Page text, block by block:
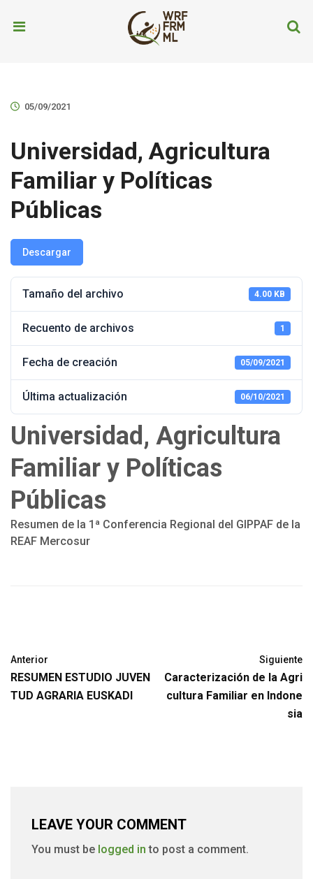
05/09/2021
Universidad, Agricultura
Familiar y Políticas
Públicas
Descargar
Tamaño del archivo 4.00 KB
Recuento de archivos 1
Fecha de creación 05/09/2021
Última actualización 06/10/2021
Universidad, Agricultura
Familiar y Políticas
Públicas
Resumen de la 1ª Conferencia Regional del GIPPAF de la
REAF Mercosur
Anterior
RESUMEN ESTUDIO JUVEN
TUD AGRARIA EUSKADI
Siguiente
Caracterización de la Agri
cultura Familiar en Indone
sia
LEAVE YOUR COMMENT
You must be logged in to post a comment.